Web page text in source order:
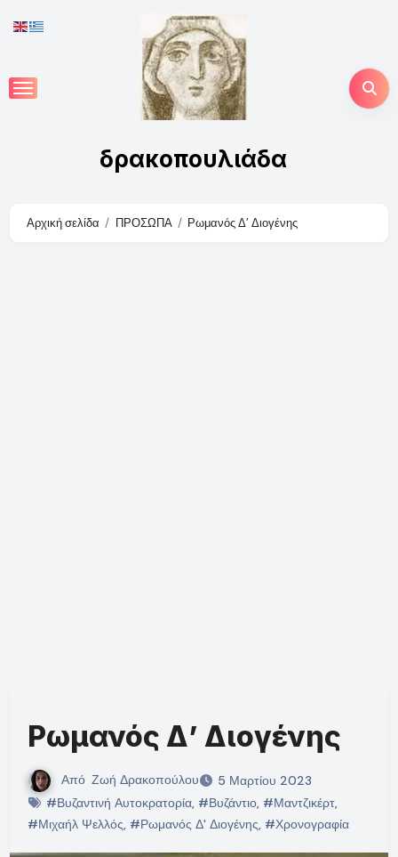
to
δρακοπουλιάδα
Αρχική σελίδα ΠΡΟΣΩΠΑ Ρωμανός Δ’ Διογένης
Ρωμανός Δ’ Διογένης
Από Ζωή Δρακοπούλου
5 Μαρτίου 2023
#Βυζαντινή Αυτοκρατορία, #Βυζάντιο, #Μαντζικέρτ,
#Μιχαήλ Ψελλός, #Ρωμανός Δ' Διογένης, #Χρονογραφία